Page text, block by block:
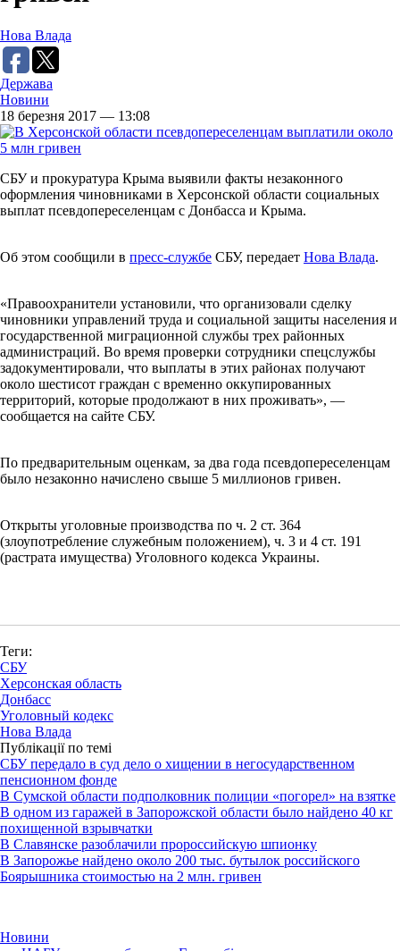
Нова Влада
Держава
Новини
18 березня 2017 — 13:08
СБУ и прокуратура Крыма выявили факты незаконного
оформления чиновниками в Херсонской области социальных
выплат псевдопереселенцам с Донбасса и Крыма.
Об этом сообщили в пресс-службе СБУ, передает Нова Влада.
«Правоохранители установили, что организовали сделку
чиновники управлений труда и социальной защиты населения и
государственной миграционной службы трех районных
администраций. Во время проверки сотрудники спецслужбы
задокументировали, что выплаты в этих районах получают
около шестисот граждан с временно оккупированных
территорий, которые продолжают в них проживать», —
сообщается на сайте СБУ.
По предварительным оценкам, за два года псевдопереселенцам
было незаконно начислено свыше 5 миллионов гривен.
Открыты уголовные производства по ч. 2 ст. 364
(злоупотребление служебным положением), ч. 3 и 4 ст. 191
(растрата имущества) Уголовного кодекса Украины.
Теги:
СБУ
Херсонская область
Донбасс
Уголовный кодекс
Нова Влада
Публікації по темі
СБУ передало в суд дело о хищении в негосударственном
пенсионном фонде
В Сумской области подполковник полиции «погорел» на взятке
В одном из гаражей в Запорожской области было найдено 40 кг
похищенной взрывчатки
В Славянске разоблачили пророссийскую шпионку
В Запорожье найдено около 200 тыс. бутылок российского
Боярышника стоимостью на 2 млн. гривен
Новини